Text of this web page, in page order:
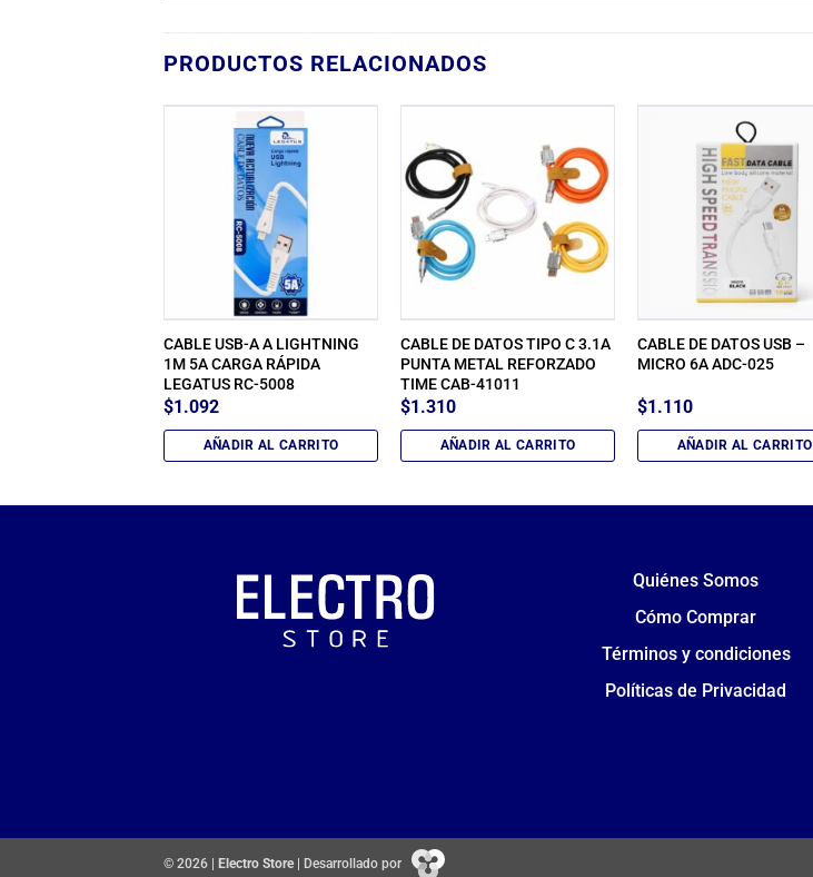
PRODUCTOS RELACIONADOS
CABLE USB-A A LIGHTNING
1M 5A CARGA RÁPIDA
LEGATUS RC-5008
$1.092
AÑADIR AL CARRITO
CABLE DE DATOS TIPO C 3.1A
PUNTA METAL REFORZADO
TIME CAB-41011
$1.310
AÑADIR AL CARRITO
CABLE DE DATOS USB –
MICRO 6A ADC-025
$1.110
AÑADIR AL CARRITO
Quiénes Somos
Cómo Comprar
Términos y condiciones
Políticas de Privacidad
© 2026 | Electro Store | Desarrollado por